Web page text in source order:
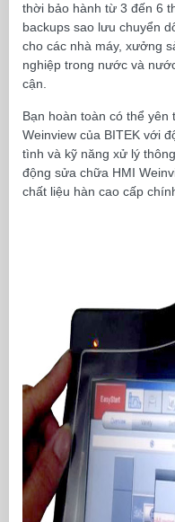
thời bảo hành từ 3 đến 6
backups sao lưu chuyển
cho các nhà máy, xưởng
nghiệp trong nước và
cận.
Bạn hoàn toàn có thể
Weinview của BITEK với
tình và kỹ năng xử lý
động sửa chữa HMI
chất liệu hàn cao cấp